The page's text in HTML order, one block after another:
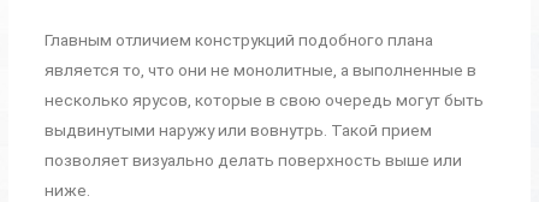
Главным отличием конструкций подобного плана
является то, что они не монолитные, а выполненные в
несколько ярусов, которые в свою очередь могут быть
выдвинутыми наружу или вовнутрь. Такой прием
позволяет визуально делать поверхность выше или
ниже.